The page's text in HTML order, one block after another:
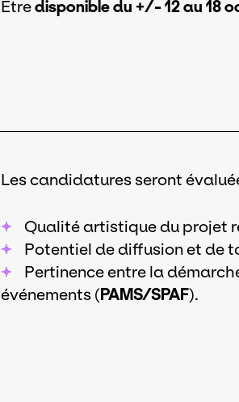
Êtredisponible du +/- 12 au 18
Les candidatures seront
Qualité artistique du projet
Potentiel de diffusion et de
Pertinence entre la
événements (PAMS/SPAF).